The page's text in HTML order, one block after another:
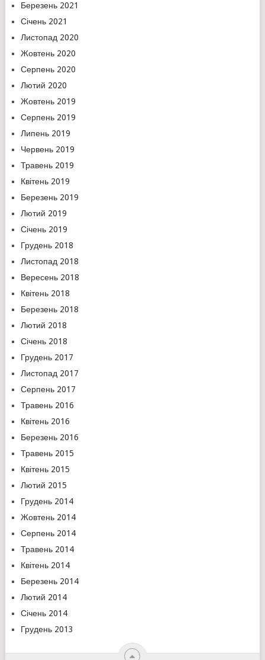
Березень 2021
Січень 2021
Листопад 2020
Жовтень 2020
Серпень 2020
Лютий 2020
Жовтень 2019
Серпень 2019
Липень 2019
Червень 2019
Травень 2019
Квітень 2019
Березень 2019
Лютий 2019
Січень 2019
Грудень 2018
Листопад 2018
Вересень 2018
Квітень 2018
Березень 2018
Лютий 2018
Січень 2018
Грудень 2017
Листопад 2017
Серпень 2017
Травень 2016
Квітень 2016
Березень 2016
Травень 2015
Квітень 2015
Лютий 2015
Грудень 2014
Жовтень 2014
Серпень 2014
Травень 2014
Квітень 2014
Березень 2014
Лютий 2014
Січень 2014
Грудень 2013